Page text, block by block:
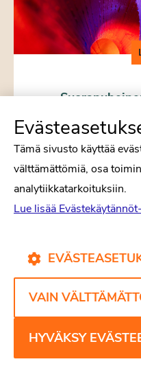
Joa Arjoranta
Tämä sivusto käyttää
välttämättömiä, osa
analytiikkatarkoituksiin.
Lue lisää
VAIN
HYVÄKSY